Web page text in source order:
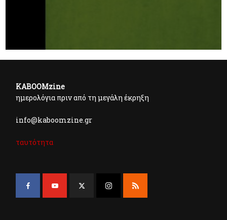
KABOOMzine
ημερολόγια πριν από τη μεγάλη έκρηξη
info@kaboomzine.gr
ταυτότητα